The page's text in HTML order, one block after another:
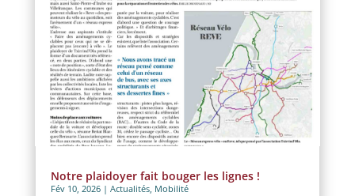
Notre plaidoyer fait bouger les lignes !
Fév 10, 2026| Actualités, Mobilité